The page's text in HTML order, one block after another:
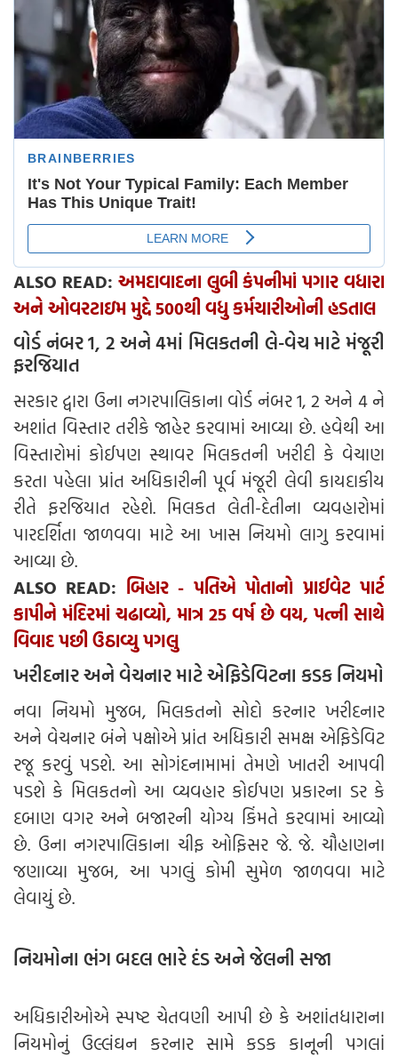
ALSO READ: અમદાવાદના લુબી કંપનીમાં પગાર વધારા
અને ઓવરટાઇમ મુદ્દે 500થી વધુ કર્મચારીઓની હડતાલ
વોર્ડ નંબર 1, 2 અને 4માં મિલકતની લે-વેચ માટે મંજૂરી
ફરજિયાત
સરકાર દ્વારા ઉના નગરપાલિકાના વોર્ડ નંબર 1, 2 અને 4 ને
અશાંત વિસ્તાર તરીકે જાહેર કરવામાં આવ્યા છે. હવેથી આ
વિસ્તારોમાં કોઈપણ સ્થાવર મિલકતની ખરીદી કે વેચાણ
કરતા પહેલા પ્રાંત અધિકારીની પૂર્વ મંજૂરી લેવી કાયદાકીય
રીતે ફરજિયાત રહેશે. મિલકત લેતી-દેતીના વ્યવહારોમાં
પારદર્શિતા જાળવવા માટે આ ખાસ નિયમો લાગુ કરવામાં
આવ્યા છે.
ALSO READ: બિહાર - પતિએ પોતાનો પ્રાઈવેટ પાર્ટ
કાપીને મંદિરમાં ચઢાવ્યો, માત્ર 25 વર્ષ છે વય, પત્ની સાથે
વિવાદ પછી ઉઠાવ્યુ પગલુ
ખરીદનાર અને વેચનાર માટે એફિડેવિટના કડક નિયમો
નવા નિયમો મુજબ, મિલકતનો સોદો કરનાર ખરીદનાર
અને વેચનાર બંને પક્ષોએ પ્રાંત અધિકારી સમક્ષ એફિડેવિટ
રજૂ કરવું પડશે. આ સોગંદનામામાં તેમણે ખાતરી આપવી
પડશે કે મિલકતનો આ વ્યવહાર કોઈપણ પ્રકારના ડર કે
દબાણ વગર અને બજારની યોગ્ય કિંમતે કરવામાં આવ્યો
છે. ઉના નગરપાલિકાના ચીફ ઓફિસર જે. જે. ચૌહાણના
જણાવ્યા મુજબ, આ પગલું કોમી સુમેળ જાળવવા માટે
લેવાયું છે.
નિયમોના ભંગ બદલ ભારે દંડ અને જેલની સજા
અધિકારીઓએ સ્પષ્ટ ચેતવણી આપી છે કે અશાંતધારાના
નિયમોનું ઉલ્લંઘન કરનાર સામે કડક કાનૂની પગલાં